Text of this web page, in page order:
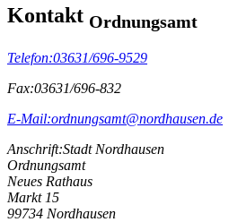
Kontakt Ordnungsamt
Telefon:03631/696-9529
Fax:03631/696-832
E-Mail:ordnungsamt@nordhausen.de
Anschrift:Stadt Nordhausen
Ordnungsamt
Neues Rathaus
Markt 15
99734 Nordhausen